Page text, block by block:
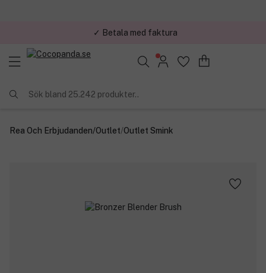
✓ Betala med faktura
Sök bland 25.242 produkter..
Rea Och Erbjudanden/Outlet/Outlet Smink